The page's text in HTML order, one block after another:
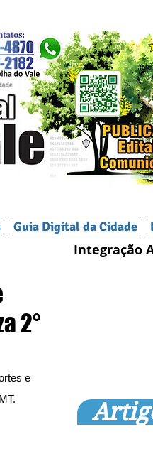
Guia Digital da Cidade
2°
e
Integração